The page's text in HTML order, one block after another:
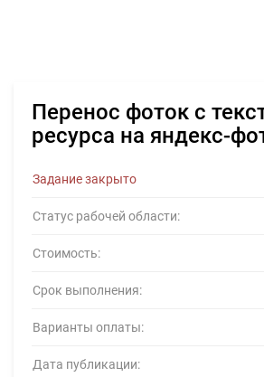
Перенос фоток с
ресурса на яндекс-
Задание закрыто
Статус рабочей области:
Стоимость:
Срок выполнения:
Варианты оплаты:
Дата публикации: